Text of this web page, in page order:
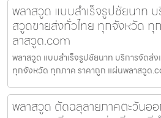
พลาสวูด แบบสำเร็จรูปชัยนาท
สวูดขายส่งทั่วไทย ทุกจังหวัด
ลาสวูด.com
พลาสวูด แบบสำเร็จรูปชัยนาท บริการจัดส่
ทุกจังหวัด ทุกภาค ราคาถูก แผ่นพลาสวูด
พลาสวูด ตัดฉลุลายภาคตะวันอ